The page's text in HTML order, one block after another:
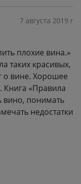
ЧТО ЖЕ,
ёмкое)
7 августа 2019 г
плохие вина.»
таких красивых,
о вине. Хорошее
Книга «Правила
вино, понимать
недостатки
вычитала много
что эта